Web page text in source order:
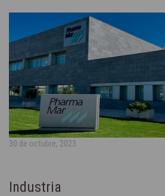
30 de octubre, 2023
Industria